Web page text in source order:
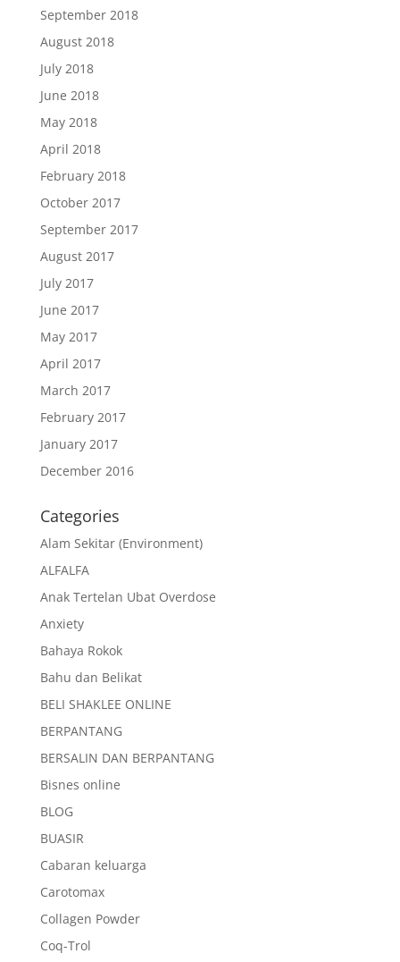
September 2018
August 2018
July 2018
June 2018
May 2018
April 2018
February 2018
October 2017
September 2017
August 2017
July 2017
June 2017
May 2017
April 2017
March 2017
February 2017
January 2017
December 2016
Categories
Alam Sekitar (Environment)
ALFALFA
Anak Tertelan Ubat Overdose
Anxiety
Bahaya Rokok
Bahu dan Belikat
BELI SHAKLEE ONLINE
BERPANTANG
BERSALIN DAN BERPANTANG
Bisnes online
BLOG
BUASIR
Cabaran keluarga
Carotomax
Collagen Powder
Coq-Trol